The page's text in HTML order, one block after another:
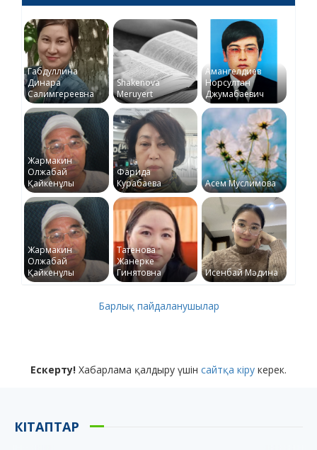
Габдуллина
Динара
Салимгереевна
Shakenova
Meruyert
Амангелдиев
Норсултан
Джумабаевич
Жармакин
Олжабай
Қайкенұлы
Фарида
Курабаева
Асем Муслимова
Жармакин
Олжабай
Қайкенұлы
Татенова
Жанерке
Гинятовна
Исенбай Мәдина
Барлық пайдаланушылар
Ескерту! Хабарлама қалдыру үшін сайтқа кіру керек.
КІТАПТАР